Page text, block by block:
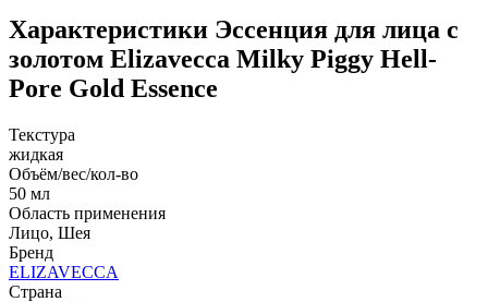
Характеристики Эссенция для лица с
золотом Elizavecca Milky Piggy Hell-
Pore Gold Essence
Текстура
жидкая
Объём/вес/кол-во
50 мл
Область применения
Лицо, Шея
Бренд
ELIZAVECCA
Страна